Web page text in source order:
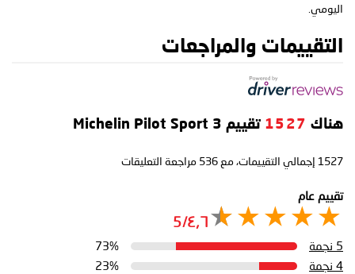
اليومي.
التقييمات والمراجعات
هناك 1527 تقييم Michelin Pilot Sport 3
1527 إجمالي التقييمات، مع 536 مراجعة التعليقات
تقييم عام
٤٫٦/5
5 نجمة
73%
4 نجمة
23%